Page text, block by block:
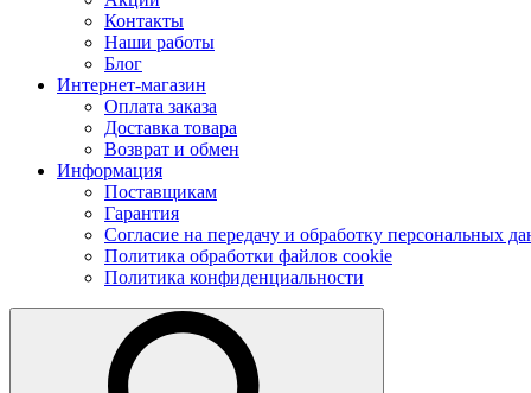
Контакты
Наши работы
Блог
Интернет-магазин
Оплата заказа
Доставка товара
Возврат и обмен
Информация
Поставщикам
Гарантия
Согласие на передачу и обработку персональных
Политика обработки файлов cookie
Политика конфиденциальности